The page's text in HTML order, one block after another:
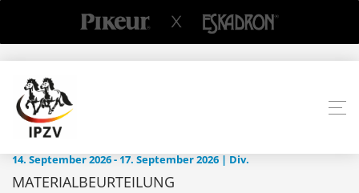
14. September 2026 - 17. September 2026 | Div.
MATERIALBEURTEILUNG